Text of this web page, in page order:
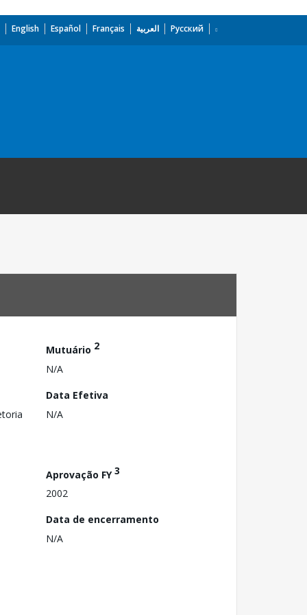
English Español Français العربية Русский
Mutuário 2
N/A
Data Efetiva
N/A
Aprovação FY3
2002
Data de encerramento
N/A